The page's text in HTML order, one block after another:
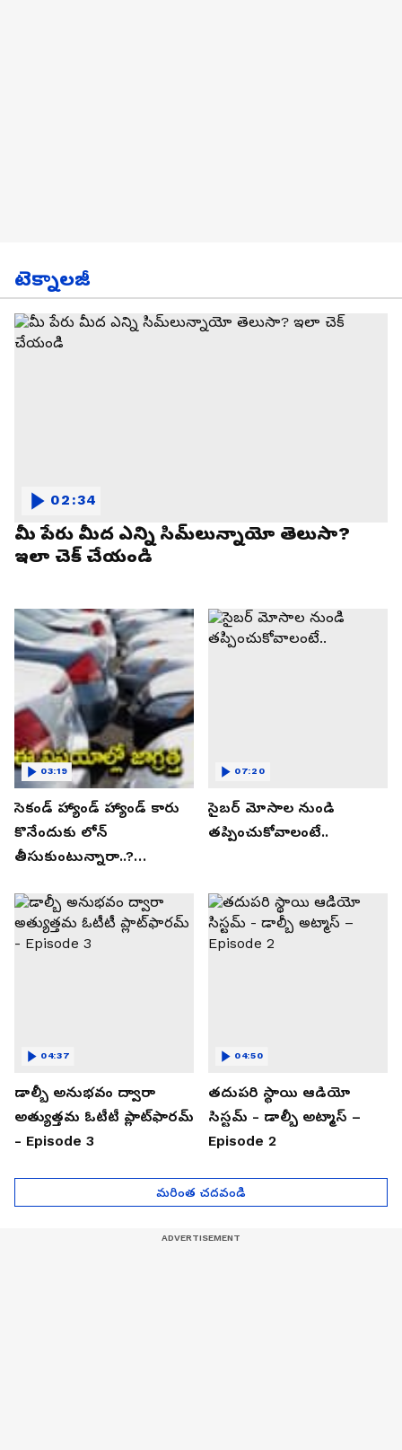
టెక్నాలజీ
మీ పేరు మీద ఎన్ని సిమ్‌లున్నాయో తెలుసా?
ఇలా చెక్ చేయండి
02:34
సెకండ్ హ్యాండ్ హ్యాండ్ కారు
కొనేందుకు లోన్
తీసుకుంటున్నారా..?
తెలుసుకోండి..!
03:19
సైబర్ మోసాల నుండి
తప్పించుకోవాలంటే..
07:20
డాల్బీ అనుభవం ద్వారా
అత్యుత్తమ ఓటీటీ ప్లాట్‌ఫారమ్
- Episode 3
04:37
తదుపరి స్థాయి ఆడియో
సిస్టమ్ - డాల్బీ అట్మాస్ –
Episode 2
04:50
మరింత చదవండి